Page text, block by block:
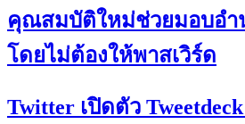
คุณสมบัติใหม่ช่วยมอบอำ
โดยไม่ต้องให้พาสเวิร์ด
Twitter เปิดตัว Tweetdeck